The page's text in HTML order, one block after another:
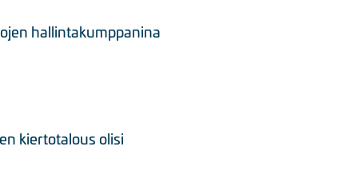
hallintakumppanina
kiertotalous olisi